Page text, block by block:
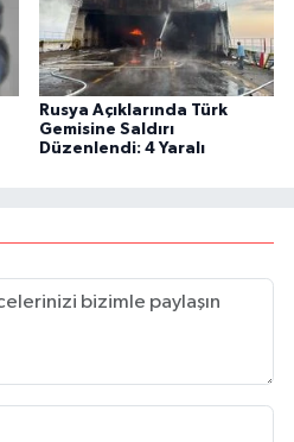
Rusya Açıklarında Türk
Gemisine Saldırı
Düzenlendi: 4 Yaralı